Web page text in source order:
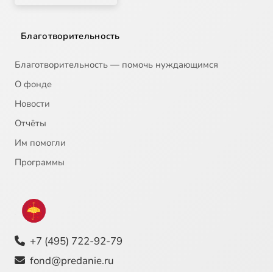
Благотворительность
Благотворительность — помочь нуждающимся
О фонде
Новости
Отчёты
Им помогли
Программы
+7 (495) 722-92-79
fond@predanie.ru